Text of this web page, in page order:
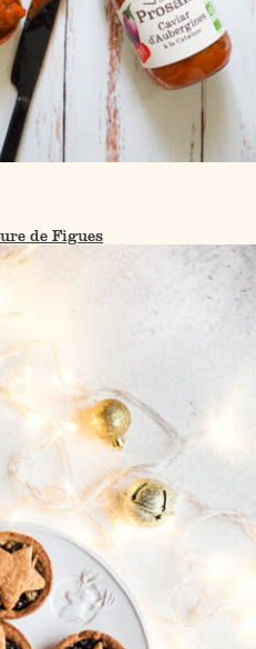
de Figues